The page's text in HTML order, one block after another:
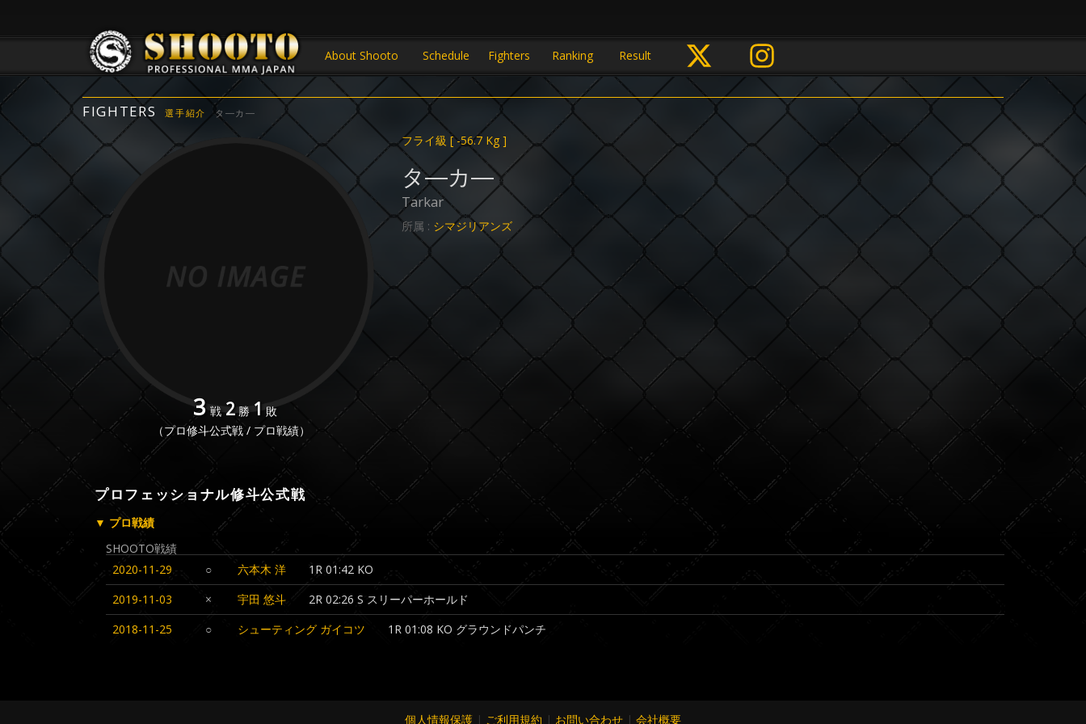
About Shooto Schedule Fighters Ranking Result
FIGHTERS 選手紹介 タ―カ―
3 戦 2 勝 1 敗
（プロ修斗公式戦 / プロ戦績）
フライ級 [ -56.7 Kg ]
タ―カ―
Tarkar
所属 : シマジリアンズ
プロフェッショナル修斗公式戦
▼ プロ戦績
SHOOTO戦績
2020-11-29
○ 六本木 洋
1R 01:42 KO
2019-11-03
× 宇田 悠斗
2R 02:26 S スリーパーホールド
2018-11-25
○ シューティング ガイコツ 1R 01:08 KO グラウンドパンチ
個人情報保護 | ご利用規約 | お問い合わせ | 会社概要